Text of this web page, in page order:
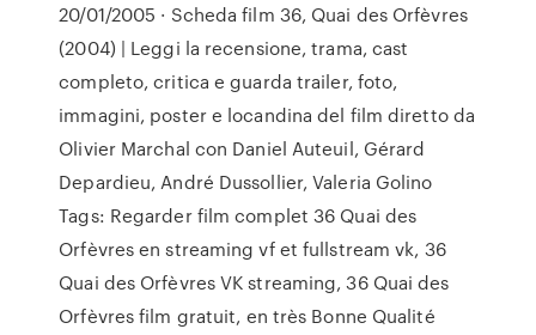
20/01/2005 · Scheda film 36, Quai des Orfèvres
(2004) | Leggi la recensione, trama, cast
completo, critica e guarda trailer, foto,
immagini, poster e locandina del film diretto da
Olivier Marchal con Daniel Auteuil, Gérard
Depardieu, André Dussollier, Valeria Golino
Tags: Regarder film complet 36 Quai des
Orfèvres en streaming vf et fullstream vk, 36
Quai des Orfèvres VK streaming, 36 Quai des
Orfèvres film gratuit, en très Bonne Qualité